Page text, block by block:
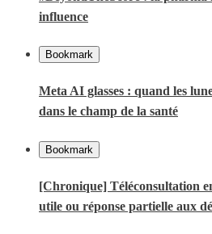
influence
Bookmark
Meta AI glasses : quand les
dans le champ de la santé
Bookmark
[Chronique] Téléconsultation
utile ou réponse partielle aux